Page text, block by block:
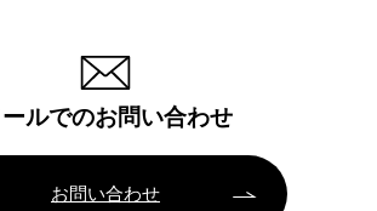
ールでのお問い合わせ
お問い合わせ